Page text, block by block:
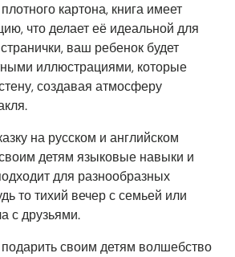
картона, книга имеет
что делает её идеальной для
ваш ребенок будет
иллюстрациями, которые
создавая атмосферу
на русском и английском
детям языковые навыки и
для разнообразных
то тихий вечер с семьей или
с друзьями.
своим детям волшебство